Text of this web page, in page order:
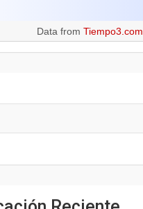
Data from Tiempo3.com